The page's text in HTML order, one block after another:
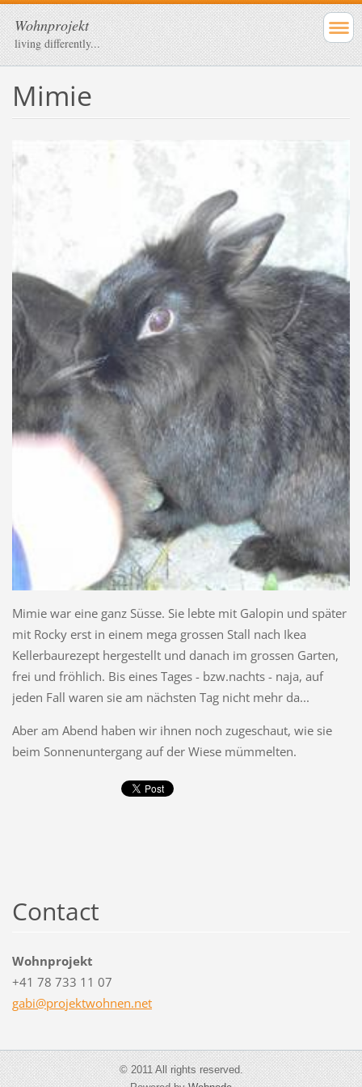
Wohnprojekt
living differently...
Mimie
Mimie war eine ganz Süsse. Sie lebte mit Galopin und später
mit Rocky erst in einem mega grossen Stall nach Ikea
Kellerbaurezept hergestellt und danach im grossen Garten,
frei und fröhlich. Bis eines Tages - bzw.nachts - naja, auf
jeden Fall waren sie am nächsten Tag nicht mehr da...
Aber am Abend haben wir ihnen noch zugeschaut, wie sie
beim Sonnenuntergang auf der Wiese mümmelten.
Contact
Wohnprojekt
+41 78 733 11 07
gabi@projektwohnen.net
© 2011 All rights reserved.